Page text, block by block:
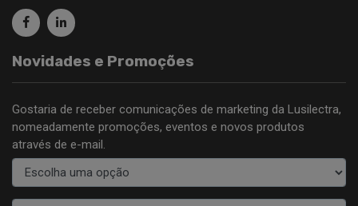
Novidades e Promoções
Gostaria de receber comunicações de marketing da Lusilectra,
nomeadamente promoções, eventos e novos produtos
através de e-mail.